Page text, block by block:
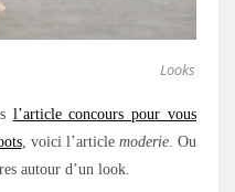
Looks
l’article concours pour vous
, voici l’article moderie. Ou
autour d’un look.